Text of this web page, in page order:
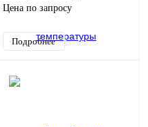
EF300
Цена по запросу
Подробнее